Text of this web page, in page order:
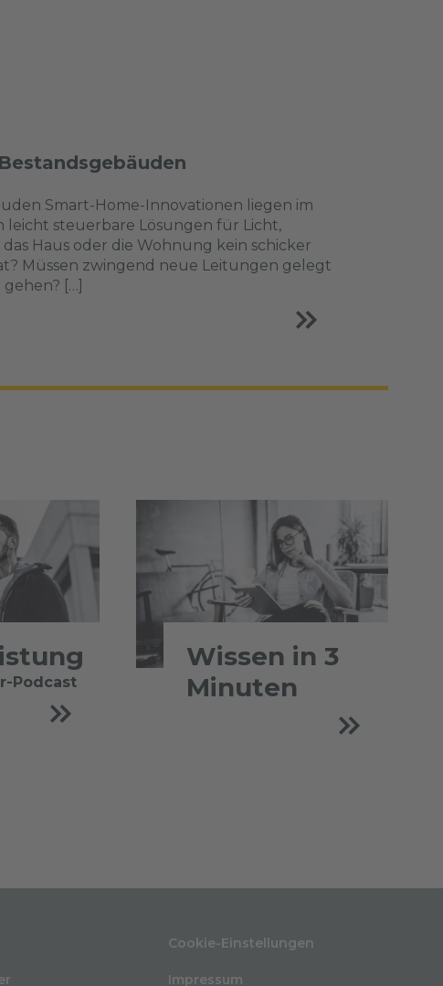
Smart-Home-Innovationen liegen im
leicht steuerbare Lösungen für Licht,
Haus oder die Wohnung kein schicker
Müssen zwingend neue Leitungen gelegt
[…]
Podcast
Wissen in 3
Minuten
Cookie-Einstellungen
Impressum